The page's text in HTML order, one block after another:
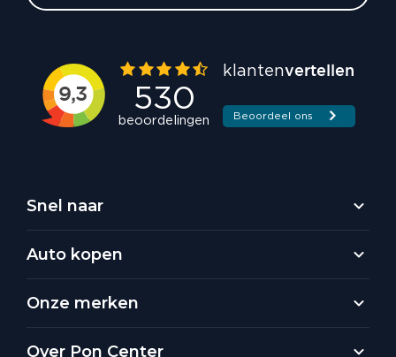
Snel naar
Auto kopen
Onze merken
Over Pon Center